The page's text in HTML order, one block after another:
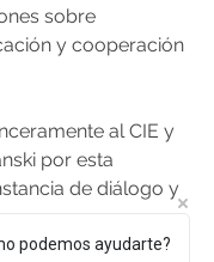
sobre
y cooperación
al CIE y
por esta
de diálogo y
podemos ayudarte?